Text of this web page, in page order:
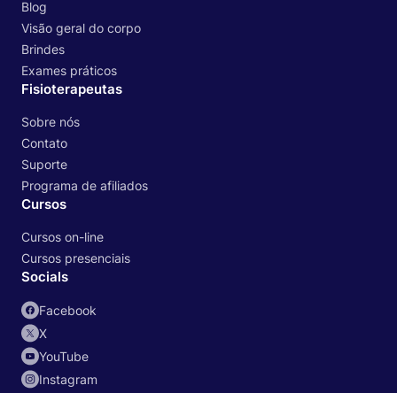
Blog
Visão geral do corpo
Brindes
Exames práticos
Fisioterapeutas
Sobre nós
Contato
Suporte
Programa de afiliados
Cursos
Cursos on-line
Cursos presenciais
Socials
Facebook
X
YouTube
Instagram